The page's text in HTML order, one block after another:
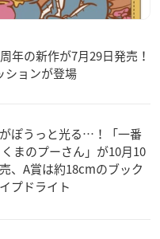
年の新作が7月29日発売！
ションが登場
ぽうっと光る…！「一番
くまのプーさん」が10月10
、A賞は約18cmのブック
プドライト